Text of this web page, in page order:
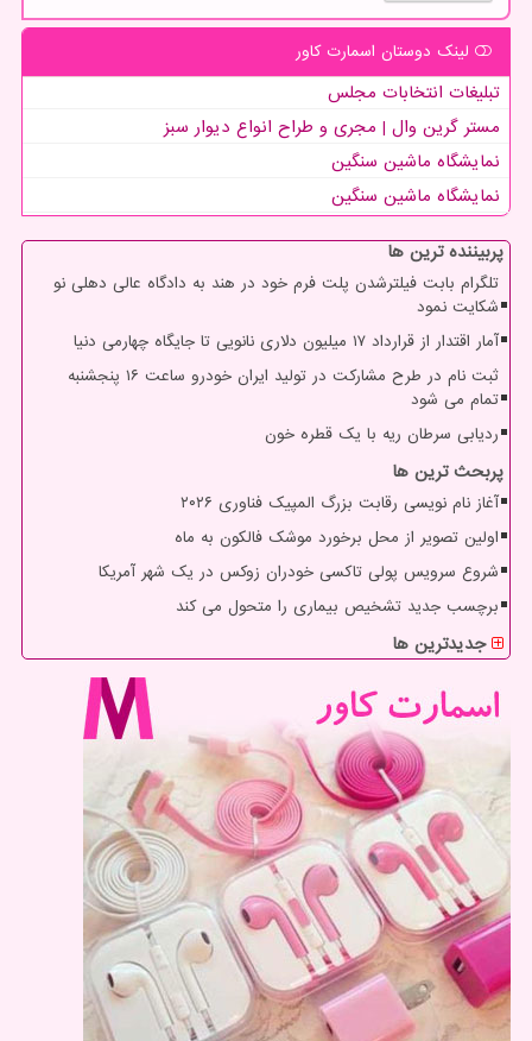
لینک دوستان اسمارت كاور
تبلیغات انتخابات مجلس
مستر گرین وال | مجری و طراح انواع دیوار سبز
نمایشگاه ماشین سنگین
نمایشگاه ماشین سنگین
پربیننده ترین ها
تلگرام بابت فیلترشدن پلت فرم خود در هند به دادگاه عالی دهلی نو
شکایت نمود
آمار اقتدار از قرارداد ۱۷ میلیون دلاری نانویی تا جایگاه چهارمی دنیا
ثبت نام در طرح مشارکت در تولید ایران خودرو ساعت ۱۶ پنجشنبه
تمام می شود
ردیابی سرطان ریه با یک قطره خون
پربحث ترین ها
آغاز نام نویسی رقابت بزرگ المپیک فناوری ۲۰۲۶
اولین تصویر از محل برخورد موشک فالکون به ماه
شروع سرویس پولی تاکسی خودران زوکس در یک شهر آمریکا
برچسب جدید تشخیص بیماری را متحول می کند
جدیدترین ها